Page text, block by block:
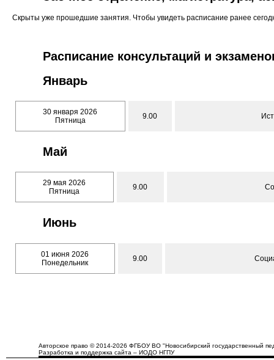
Скрыты уже прошедшие занятия. Чтобы увидеть расписание ранее
Расписание консультаций и
Январь
30 января 2026
Пятница
9.00
Май
29 мая 2026
Пятница
9.00
Июнь
01 июня 2026
Понедельник
9.00
Авторское право © 2014-2026 ФГБОУ ВО "Новосибирский государственный
Разработка и поддержка сайта – ИОДО НГПУ